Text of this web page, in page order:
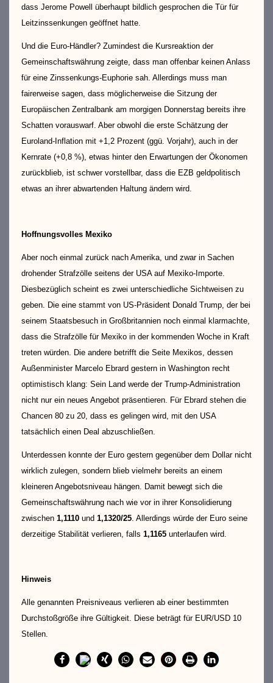
dass Jerome Powell überhaupt bildlich gesprochen die Tür für
Leitzinssenkungen geöffnet hatte.
Und die Euro-Händler? Zumindest die Kursreaktion der
Gemeinschaftswährung zeigte, dass man offenbar keinen Anlass
für eine Zinssenkungs-Euphorie sah. Allerdings muss man
fairerweise sagen, dass möglicherweise die Sitzung der
Europäischen Zentralbank am morgigen Donnerstag bereits ihre
Schatten vorauswarf. Aber obwohl die erste Schätzung der
Euroland-Inflation mit +1,2 Prozent (ggü. Vorjahr), auch in der
Kernrate (+0,8 %), etwas hinter den Erwartungen der Ökonomen
zurückblieb, ist schwer vorstellbar, dass die EZB geldpolitisch
etwas an ihrer abwartenden Haltung ändern wird.
Hoffnungsvolles Mexiko
Aber noch einmal zurück nach Amerika, und zwar in Sachen
drohender Strafzölle seitens der USA auf Mexiko-Importe.
Diesbezüglich scheint es zwei unterschiedliche Sichtweisen zu
geben. Die eine stammt von US-Präsident Donald Trump, der bei
seinem Staatsbesuch in Großbritannien noch einmal klarmachte,
dass die Strafzölle für Mexiko in der kommenden Woche in Kraft
treten würden. Die andere betrifft die Seite Mexikos, dessen
Außenminister Marcelo Ebrard gestern in Washington recht
optimistisch klang: Sein Land werde der Trump-Administration
nicht nur ein neues Angebot präsentieren. Für Ebrard stehen die
Chancen 80 zu 20, dass es gelingen wird, mit den USA
tatsächlich einen Deal abzuschließen.
Unterdessen konnte der Euro gestern gegenüber dem Dollar nicht
wirklich zulegen, sondern blieb vielmehr bereits an einem
kleineren Angebotsniveau hängen. Damit bewegt sich die
Gemeinschaftswährung nach wie vor in ihrer Konsolidierung
zwischen 1,1110 und 1,1320/25 . Allerdings würde der Euro seine
derzeitige Stabilität verlieren, falls 1,1165 unterlaufen wird.
Hinweis
Alle genannten Preisniveaus verlieren ab einer bestimmten
Durchstoßgröße ihre Gültigkeit. Diese beträgt für EUR/USD 10
Stellen.